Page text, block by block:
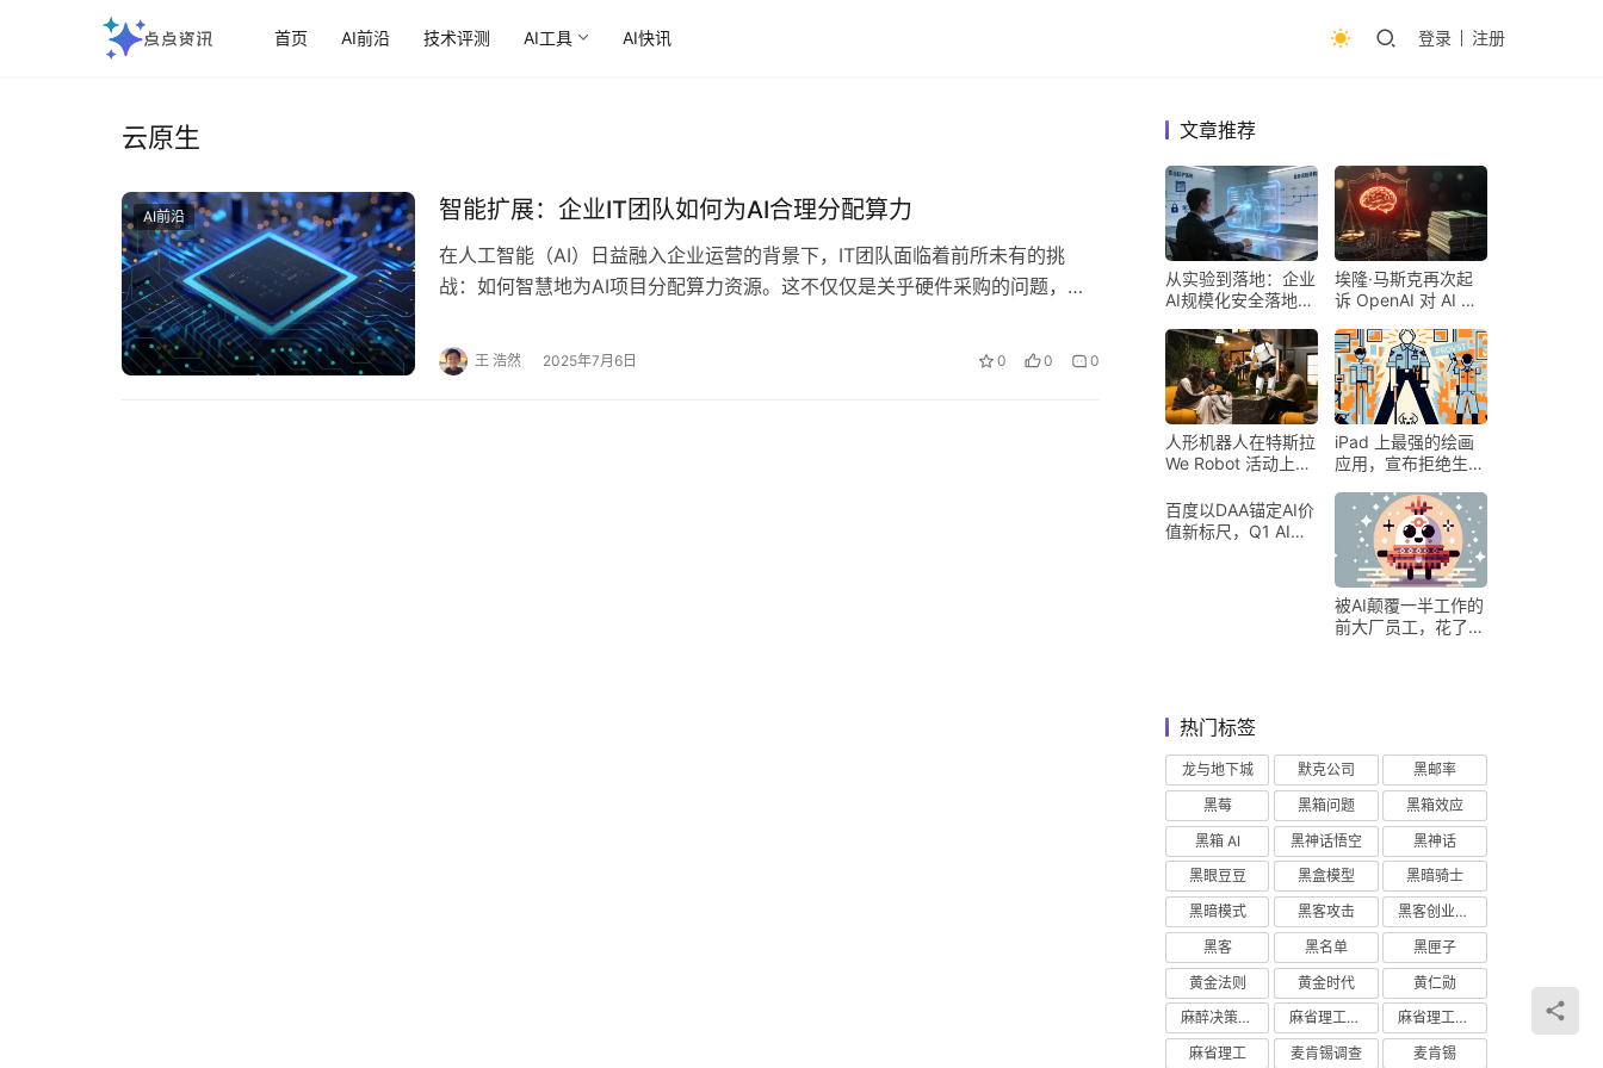
首页 AI前沿 技术评测 AI工具 AI快讯 登录 注册
云原生
AI前沿 ‌智能扩展：企业IT团队如何为AI合理分配算力‌
在人工智能（AI）日益融入企业运营的背景下，IT团队面临着前所未有的挑
战：如何智慧地为AI项目分配算力资源。这不仅仅是关乎硬件采购的问题，更
王 浩然 2025年7月6日 0 0 0
文章推荐
从实验到落地：企业
AI规模化安全落地的
埃隆·马斯克再次起
诉 OpenAI 对 AI 行
人形机器人在特斯拉
We Robot 活动上为
iPad 上最强的绘画
应用，宣布拒绝生成
百度以DAA锚定AI价
值新标尺，Q1 AI营
被AI颠覆一半工作的
前大厂员工，花了8
热门标签
龙与地下城 默克公司
黑邮率
黑莓
黑箱问题
黑箱效应
黑箱 AI
黑神话悟空
黑神话
黑眼豆豆
黑盒模型
黑暗骑士
黑暗模式
黑客攻击
黑客创业主义
黑客
黑名单
黑匣子
黄金法则
黄金时代
黄仁勋
麻醉决策支持
麻省理工学院研究
麻省理工学院
麻省理工
麦肯锡调查 麦肯锡